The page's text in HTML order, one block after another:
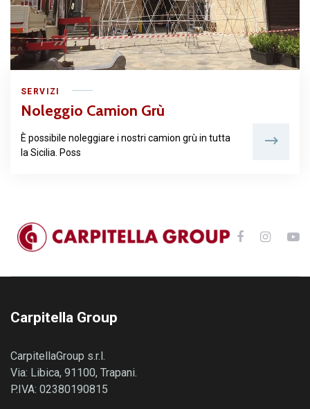
SERVIZI
Noleggio Camion Grù
È possibile noleggiare i nostri camion grù in tutta
la Sicilia. Poss
Carpitella Group
CarpitellaGroup s.r.l.
Via: Libica, 91100, Trapani.
P.IVA: 02380190815